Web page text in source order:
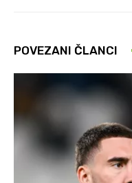
POVEZANI ČLANCI